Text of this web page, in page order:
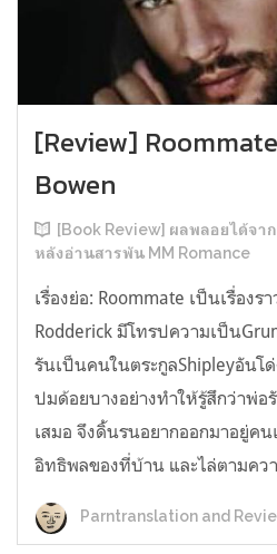
[Review]
Bowen
[Book Review] ผลพลอยได้จา
หลังอ่านสารพัน MM Romance
เรื่องย่อ: Roommate เป็นเรื่องร
Rodderick มีโทรปความเป็น
รันเป็นคนในตระกูลShipleyอันโ
ปมด้อยบางอย่างทำให้รู้สึกว่าพ่อ
เสมอ จึงดิ้นรนอยากออกมาอยู่ค
อิทธิพลของที่บ้าน และไล่ตามคว
Parntranslation and